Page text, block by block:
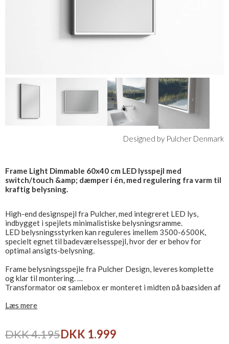
Designed by Pulcher Denmark
Frame Light Dimmable 60x40 cm LED lysspejl med
switch/touch &amp; dæmper i én, med regulering fra varm til
kraftig belysning.
High-end designspejl fra Pulcher, med integreret LED lys,
indbygget i spejlets minimalistiske belysningsramme.
LED belysningsstyrken kan reguleres imellem 3500-6500K,
specielt egnet til badeværelsesspejl, hvor der er behov for
optimal ansigts-belysning.
Frame belysningsspejle fra Pulcher Design, leveres komplette
og klar til montering.
Transformator og samlebox er monteret i midten på bagsiden af
i anden retning, vil touch/switch være placeret i bund eller top.
Læs mere
DKK 4.195DKK 1.999